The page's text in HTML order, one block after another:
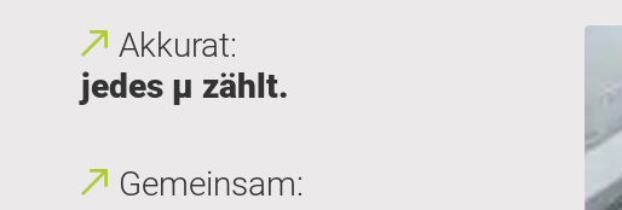
Akkurat:
jedes μ zählt.
Gemeinsam: